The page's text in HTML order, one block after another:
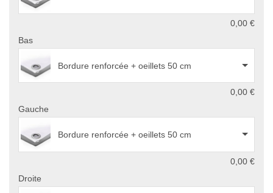
0,00 €
Bas
Bordure renforcée + oeillets 50 cm
0,00 €
Gauche
Bordure renforcée + oeillets 50 cm
0,00 €
Droite